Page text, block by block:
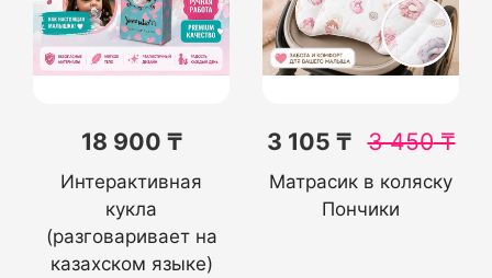
18 900 ₸
Интерактивная
кукла
(разговаривает на
казахском языке)
3 105 ₸ 3 450₸
Матрасик в коляску
Пончики